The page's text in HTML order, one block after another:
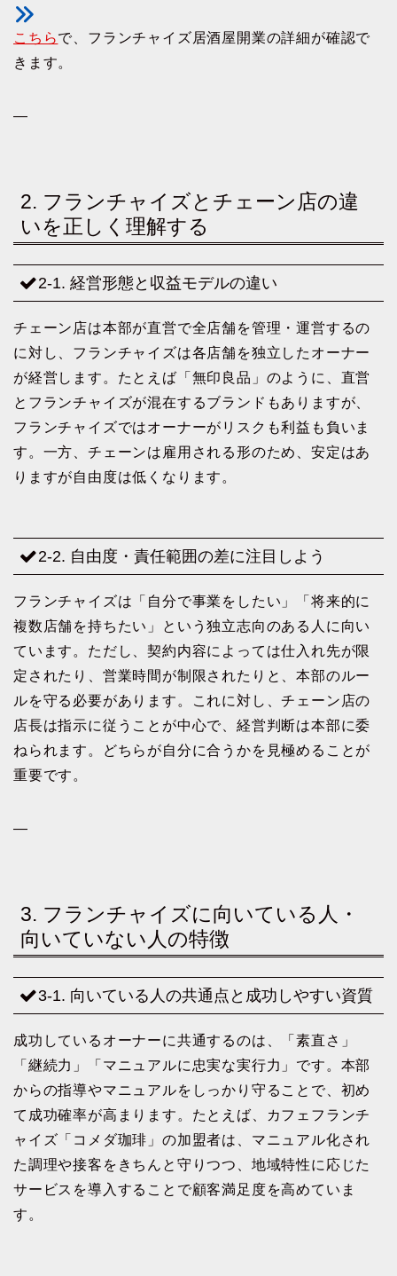
こちらで、フランチャイズ居酒屋開業の詳細が確認で
きます。
—
2. フランチャイズとチェーン店の違
いを正しく理解する
2-1. 経営形態と収益モデルの違い
チェーン店は本部が直営で全店舗を管理・運営するの
に対し、フランチャイズは各店舗を独立したオーナー
が経営します。たとえば「無印良品」のように、直営
とフランチャイズが混在するブランドもありますが、
フランチャイズではオーナーがリスクも利益も負いま
す。一方、チェーンは雇用される形のため、安定はあ
りますが自由度は低くなります。
2-2. 自由度・責任範囲の差に注目しよう
フランチャイズは「自分で事業をしたい」「将来的に
複数店舗を持ちたい」という独立志向のある人に向い
ています。ただし、契約内容によっては仕入れ先が限
定されたり、営業時間が制限されたりと、本部のルー
ルを守る必要があります。これに対し、チェーン店の
店長は指示に従うことが中心で、経営判断は本部に委
ねられます。どちらが自分に合うかを見極めることが
重要です。
—
3. フランチャイズに向いている人・
向いていない人の特徴
3-1. 向いている人の共通点と成功しやすい資質
成功しているオーナーに共通するのは、「素直さ」
「継続力」「マニュアルに忠実な実行力」です。本部
からの指導やマニュアルをしっかり守ることで、初め
て成功確率が高まります。たとえば、カフェフランチ
ャイズ「コメダ珈琲」の加盟者は、マニュアル化され
た調理や接客をきちんと守りつつ、地域特性に応じた
サービスを導入することで顧客満足度を高めていま
す。